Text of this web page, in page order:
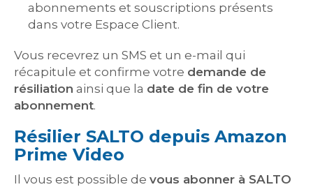
abonnements et souscriptions présents
dans votre Espace Client.
Vous recevrez un SMS et un e-mail qui
récapitule et confirme votre demande de
résiliation ainsi que la date de fin de votre
abonnement.
Résilier SALTO depuis Amazon
Prime Video
Il vous est possible de vous abonner à SALTO